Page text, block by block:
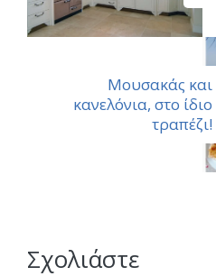
Μουσακάς και
κανελόνια, στο ίδιο
τραπέζι!
Σχολιάστε